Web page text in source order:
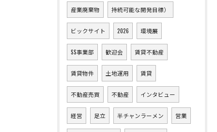
産業廃棄物 持続可能な開発目標）
ビックサイト 2026 環境展
SS事業部 歓迎会 賃貸不動産
賃貸物件 土地運用 賃貸
不動産売買 不動産 インタビュー
経営 足立 半チャンラーメン 営業